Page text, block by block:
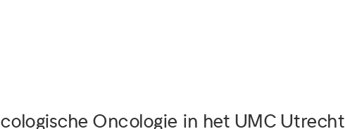
Oncologie in het UMC Utrecht